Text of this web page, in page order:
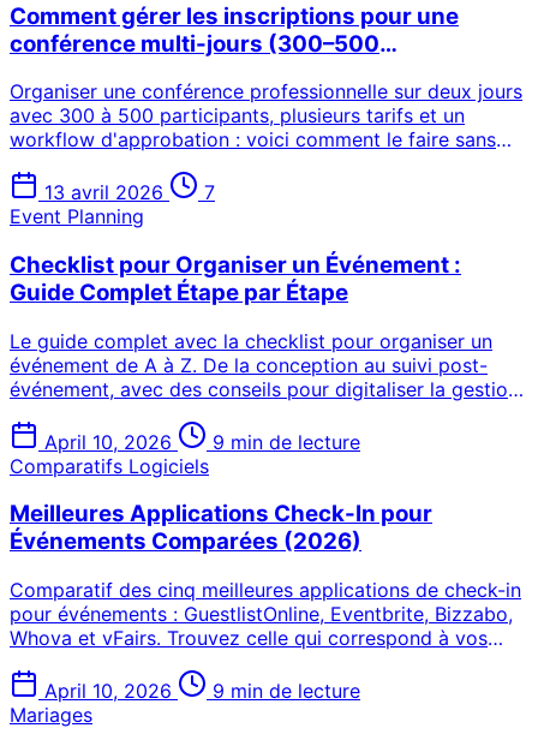
Comment gérer les inscriptions pour une
conférence multi-jours (300–500
Organiser une conférence professionnelle sur deux jours
avec 300 à 500 participants, plusieurs tarifs et un
workflow d'approbation : voici comment le faire sans
13 avril 2026
7
Event Planning
Checklist pour Organiser un Événement :
Guide Complet Étape par Étape
Le guide complet avec la checklist pour organiser un
événement de A à Z. De la conception au suivi post-
événement, avec des conseils pour digitaliser la gestion
April 10, 2026
9 min de lecture
Comparatifs Logiciels
Meilleures Applications Check-In pour
Événements Comparées (2026)
Comparatif des cinq meilleures applications de check-in
pour événements : GuestlistOnline, Eventbrite, Bizzabo,
Whova et vFairs. Trouvez celle qui correspond à vos
April 10, 2026
9 min de lecture
Mariages